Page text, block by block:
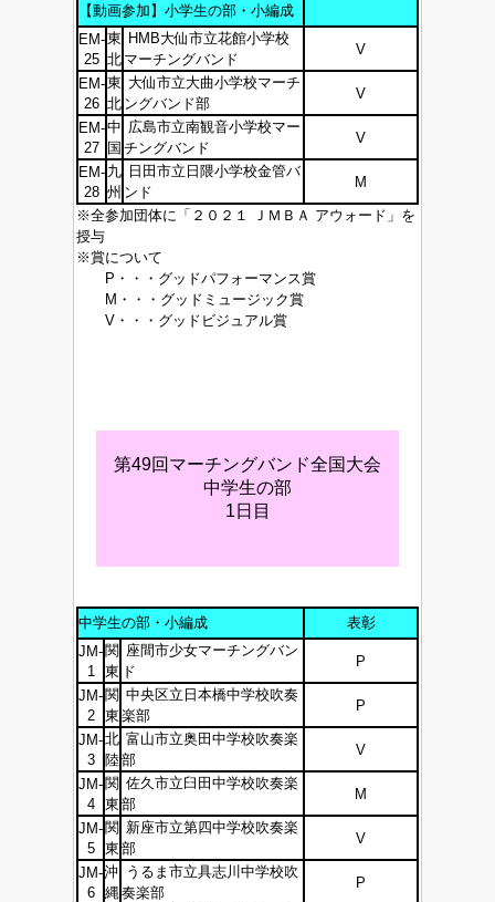
【動画参加】小学生の部・小編成
EM-
25
東
北
HMB大仙市立花館小学校
マーチングバンド
V
EM-
26
東
北
大仙市立大曲小学校マーチ
ングバンド部
V
EM-
27
中
国
広島市立南観音小学校マー
チングバンド
V
EM-
28
九
州
日田市立日隈小学校金管バ
ンド
M
※全参加団体に「２０２１ ＪＭＢＡ アウォード」を
授与
※賞について
P・・・グッドパフォーマンス賞
M・・・グッドミュージック賞
V・・・グッドビジュアル賞
第49回マーチングバンド全国大会
中学生の部
1日目
中学生の部・小編成
表彰
JM-
1
関
東
座間市少女マーチングバン
ド
P
JM-
2
関
東
中央区立日本橋中学校吹奏
楽部
P
JM-
3
北
陸
富山市立奥田中学校吹奏楽
部
V
JM-
4
関
東
佐久市立臼田中学校吹奏楽
部
M
JM-
5
関
東
新座市立第四中学校吹奏楽
部
V
JM-
6
沖
縄
うるま市立具志川中学校吹
奏楽部
P